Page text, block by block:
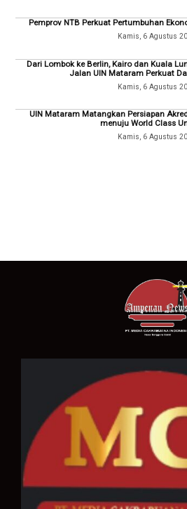
Pemprov NTB Perkuat Pertumbuhan
Kamis, 6 Agustus
Dari Lombok ke Berlin, Kairo dan Kuala
Jalan UIN Mataram Perkuat
Kamis, 6 Agustus
UIN Mataram Matangkan Persiapan
menuju World Class
Kamis, 6 Agustus